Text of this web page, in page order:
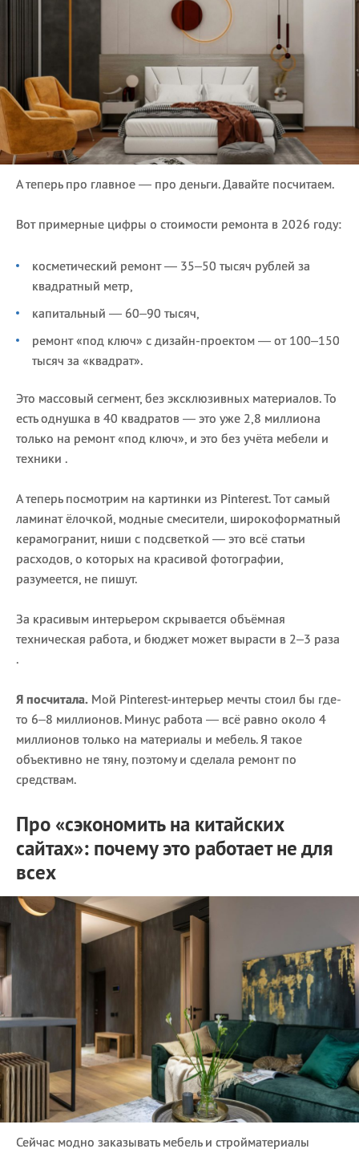
А теперь про главное — про деньги. Давайте посчитаем.
Вот примерные цифры о стоимости ремонта в 2026 году:
косметический ремонт — 35–50 тысяч рублей за
квадратный метр,
капитальный — 60–90 тысяч,
ремонт «под ключ» с дизайн-проектом — от 100–150
тысяч за «квадрат».
Это массовый сегмент, без эксклюзивных материалов. То
есть однушка в 40 квадратов — это уже 2,8 миллиона
только на ремонт «под ключ», и это без учёта мебели и
техники .
А теперь посмотрим на картинки из Pinterest. Тот самый
ламинат ёлочкой, модные смесители, широкоформатный
керамогранит, ниши с подсветкой — это всё статьи
расходов, о которых на красивой фотографии,
разумеется, не пишут.
За красивым интерьером скрывается объёмная
техническая работа, и бюджет может вырасти в 2–3 раза
.
Я посчитала. Мой Pinterest-интерьер мечты стоил бы где-
то 6–8 миллионов. Минус работа — всё равно около 4
миллионов только на материалы и мебель. Я такое
объективно не тяну, поэтому и сделала ремонт по
средствам.
Про «сэкономить на китайских
сайтах»: почему это работает не для
всех
Сейчас модно заказывать мебель и стройматериалы